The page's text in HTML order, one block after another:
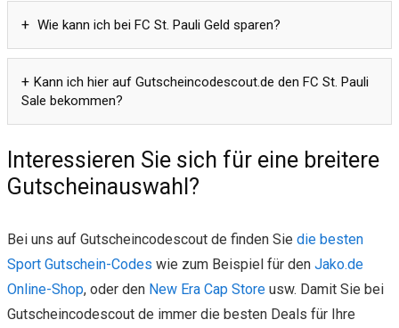
Wie kann ich bei FC St. Pauli Geld sparen?
Kann ich hier auf Gutscheincodescout.de den FC St. Pauli
Sale bekommen?
Interessieren Sie sich für eine breitere
Gutscheinauswahl?
Bei uns auf Gutscheincodescout de finden Sie die besten
Sport Gutschein-Codes wie zum Beispiel für den Jako.de
Online-Shop, oder den New Era Cap Store usw. Damit Sie bei
Gutscheincodescout de immer die besten Deals für Ihre